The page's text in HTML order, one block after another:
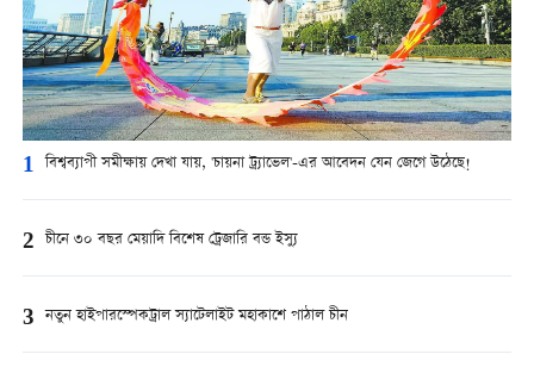
1 বিশ্বব্যাপী সমীক্ষায় দেখা যায়, 'চায়না ট্র্যাভেল'-এর আবেদন যেন জেগে উঠেছে!
2 চীনে ৩০ বছর মেয়াদি বিশেষ ট্রেজারি বন্ড ইস্যু
3 নতুন হাইপারস্পেকট্রাল স্যাটেলাইট মহাকাশে পাঠাল চীন